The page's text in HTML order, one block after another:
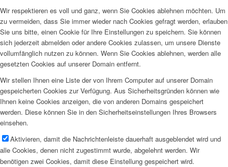
Wir respektieren es voll und ganz, wenn Sie Cookies ablehnen möchten. Um
zu vermeiden, dass Sie immer wieder nach Cookies gefragt werden, erlauben
Sie uns bitte, einen Cookie für Ihre Einstellungen zu speichern. Sie können
sich jederzeit abmelden oder andere Cookies zulassen, um unsere Dienste
vollumfänglich nutzen zu können. Wenn Sie Cookies ablehnen, werden alle
gesetzten Cookies auf unserer Domain entfernt.
Wir stellen Ihnen eine Liste der von Ihrem Computer auf unserer Domain
gespeicherten Cookies zur Verfügung. Aus Sicherheitsgründen können wie
Ihnen keine Cookies anzeigen, die von anderen Domains gespeichert
werden. Diese können Sie in den Sicherheitseinstellungen Ihres Browsers
einsehen.
Aktivieren, damit die Nachrichtenleiste dauerhaft ausgeblendet wird und
alle Cookies, denen nicht zugestimmt wurde, abgelehnt werden. Wir
benötigen zwei Cookies, damit diese Einstellung gespeichert wird.